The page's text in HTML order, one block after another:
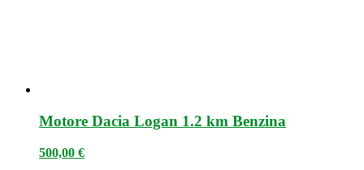
Motore Dacia Logan 1.2 km Benzina
500,00 €